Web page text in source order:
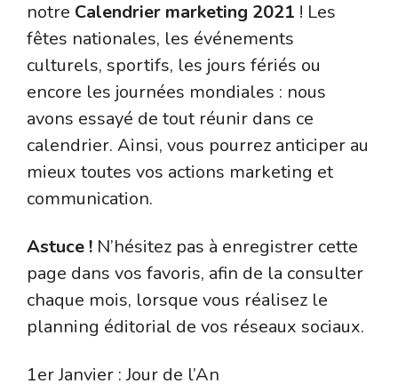
notre Calendrier marketing 2021 ! Les
fêtes nationales, les événements
culturels, sportifs, les jours fériés ou
encore les journées mondiales : nous
avons essayé de tout réunir dans ce
calendrier. Ainsi, vous pourrez anticiper au
mieux toutes vos actions marketing et
communication.
Astuce ! N’hésitez pas à enregistrer cette
page dans vos favoris, afin de la consulter
chaque mois, lorsque vous réalisez le
planning éditorial de vos réseaux sociaux.
1er Janvier : Jour de l’An